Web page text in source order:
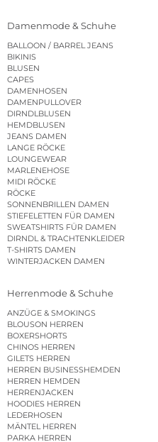
Damenmode & Schuhe
BALLOON / BARREL JEANS
BIKINIS
BLUSEN
CAPES
DAMENHOSEN
DAMENPULLOVER
DIRNDLBLUSEN
HEMDBLUSEN
JEANS DAMEN
LANGE RÖCKE
LOUNGEWEAR
MARLENEHOSE
MIDI RÖCKE
RÖCKE
SONNENBRILLEN DAMEN
STIEFELETTEN FÜR DAMEN
SWEATSHIRTS FÜR DAMEN
DIRNDL & TRACHTENKLEIDER
T-SHIRTS DAMEN
WINTERJACKEN DAMEN
Herrenmode & Schuhe
ANZÜGE & SMOKINGS
BLOUSON HERREN
BOXERSHORTS
CHINOS HERREN
GILETS HERREN
HERREN BUSINESSHEMDEN
HERREN HEMDEN
HERRENJACKEN
HOODIES HERREN
LEDERHOSEN
MÄNTEL HERREN
PARKA HERREN